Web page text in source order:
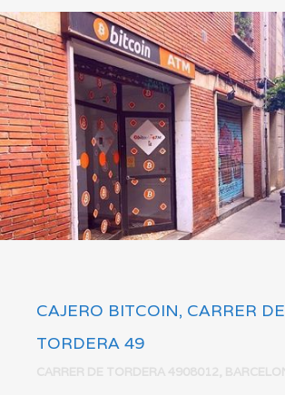
CAJERO BITCOIN, CARRER DE
TORDERA 49